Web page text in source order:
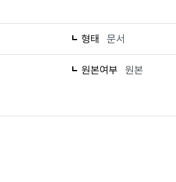
형태 문서
원본여부 원본